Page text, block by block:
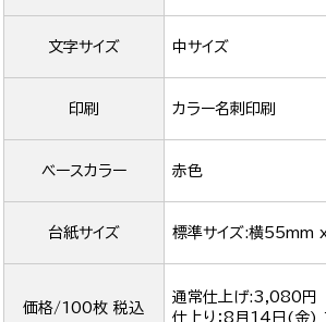
文字サイズ 中サイズ
印刷 カラー名刺印刷
ベースカラー 赤色
台紙サイズ 標準サイズ:横55mm
価格/100枚 税込
通常仕上げ:3,080円
仕上り：8月14日(金)